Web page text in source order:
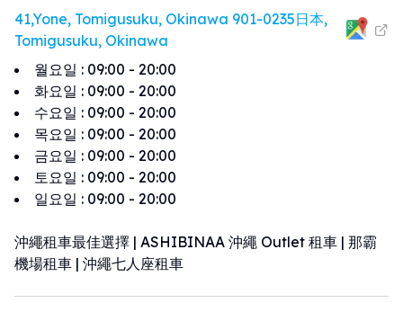
41,Yone, Tomigusuku, Okinawa 901-0235日本,
Tomigusuku, Okinawa
월요일 : 09:00 - 20:00
화요일 : 09:00 - 20:00
수요일 : 09:00 - 20:00
목요일 : 09:00 - 20:00
금요일 : 09:00 - 20:00
토요일 : 09:00 - 20:00
일요일 : 09:00 - 20:00
沖繩租車最佳選擇 | ASHIBINAA 沖繩 Outlet 租車 | 那霸
機場租車 | 沖繩七人座租車